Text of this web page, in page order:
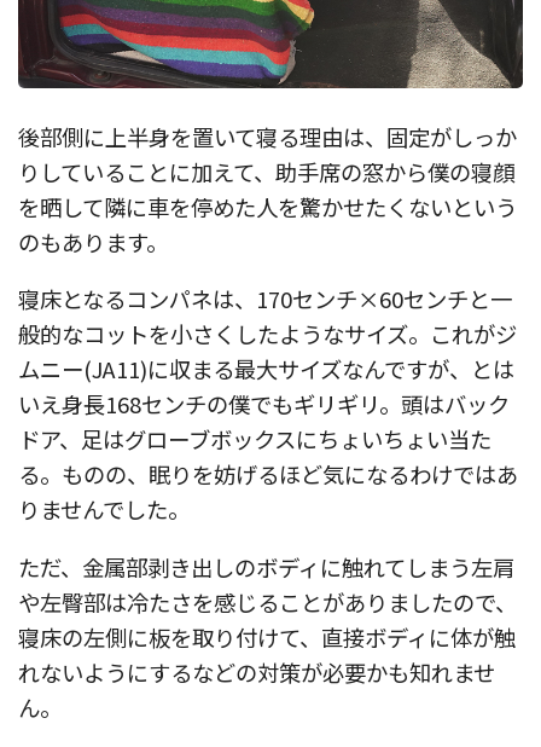
後部側に上半身を置いて寝る理由は、固定がしっか
りしていることに加えて、助手席の窓から僕の寝顔
を晒して隣に車を停めた人を驚かせたくないという
のもあります。
寝床となるコンパネは、170センチ×60センチと一
般的なコットを小さくしたようなサイズ。これがジ
ムニー(JA11)に収まる最大サイズなんですが、とは
いえ身長168センチの僕でもギリギリ。頭はバック
ドア、足はグローブボックスにちょいちょい当た
る。ものの、眠りを妨げるほど気になるわけではあ
りませんでした。
ただ、金属部剥き出しのボディに触れてしまう左肩
や左臀部は冷たさを感じることがありましたので、
寝床の左側に板を取り付けて、直接ボディに体が触
れないようにするなどの対策が必要かも知れませ
ん。